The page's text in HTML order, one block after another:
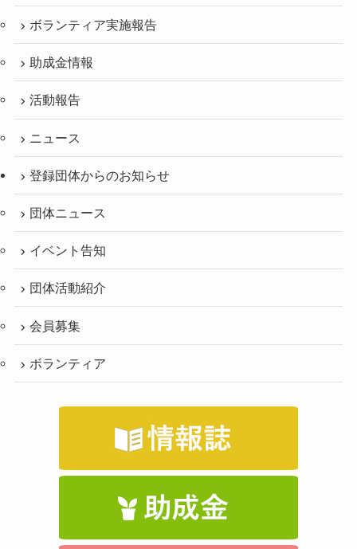
ボランティア実施報告
助成金情報
活動報告
ニュース
登録団体からのお知らせ
団体ニュース
イベント告知
団体活動紹介
会員募集
ボランティア